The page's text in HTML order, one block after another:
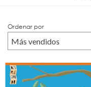
Ordenar por